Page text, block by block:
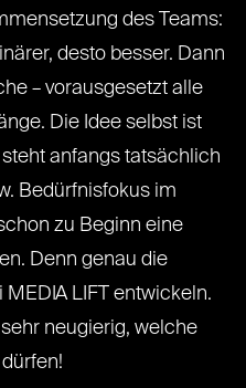
des Teams:
desto besser. Dann
– vorausgesetzt alle
Die Idee selbst ist
anfangs tatsächlich
Bedürfnisfokus im
zu Beginn eine
Denn genau die
LIFT entwickeln.
neugierig, welche